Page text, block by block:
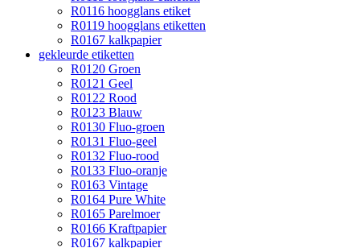
R0116 hoogglans etiket
R0119 hoogglans etiketten
R0167 kalkpapier
gekleurde etiketten
R0120 Groen
R0121 Geel
R0122 Rood
R0123 Blauw
R0130 Fluo-groen
R0131 Fluo-geel
R0132 Fluo-rood
R0133 Fluo-oranje
R0163 Vintage
R0164 Pure White
R0165 Parelmoer
R0166 Kraftpapier
R0167 kalkpapier